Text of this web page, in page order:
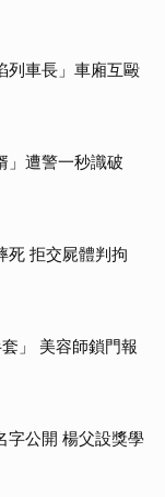
列車長」車廂互毆
」遭警一秒識破
死 拒交屍體判拘
」 美容師鎖門報
字公開 楊父設獎學